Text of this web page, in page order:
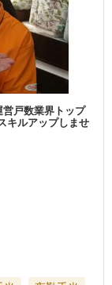
営戸数業界トップ
キルアップしませ